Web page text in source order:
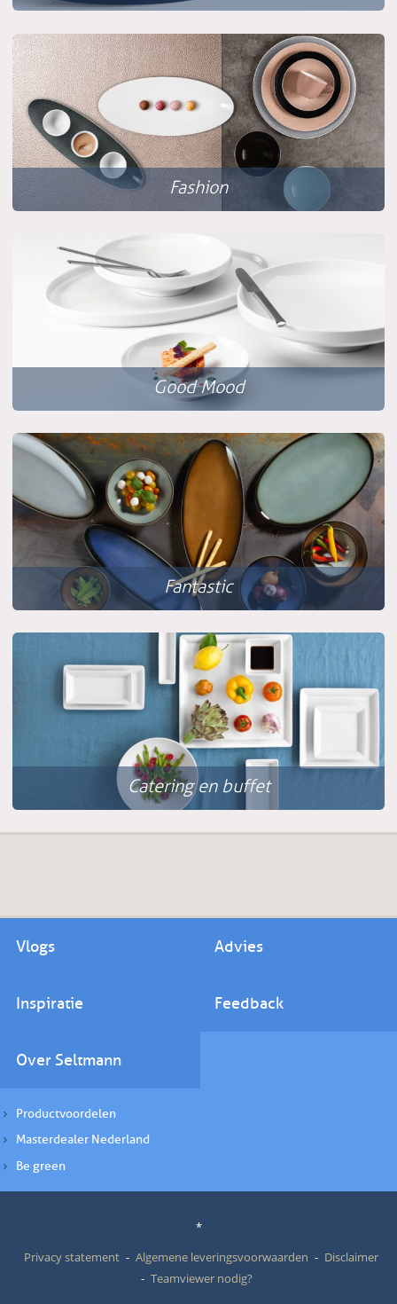
Fashion
Good Mood
Fantastic
Catering en buffet
Vlogs Advies
Inspiratie Feedback
Over Seltmann
Productvoordelen
Masterdealer Nederland
Be green
*
Privacy statement
Algemene leveringsvoorwaarden
Disclaimer
Teamviewer nodig?